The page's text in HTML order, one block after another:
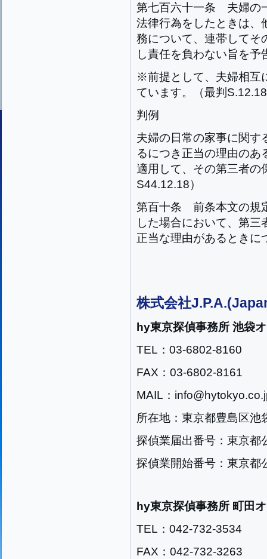
第七百六十一条 夫婦の
法律行為をしたときは、
務について、連帯してそ
し責任を負わない旨を
※前提として、夫婦相互
ています。（最判
判例
夫婦の日常の家事に関す
るにつき正当の理由の
適用して、その第三者の
S44.12.18）
第百十条 前条本文の規
した場合において、第
正当な理由があるときに
株式会社
hy東京探偵事務所 池袋
TEL：03-6802-8160
FAX：03-6802-8161
MAIL：
所在地：東京都豊島区池
探偵業届出番号：東京
探偵業開始番号：東京
hy東京探偵事務所 町田
TEL：042-732-3534
FAX：042-732-3263